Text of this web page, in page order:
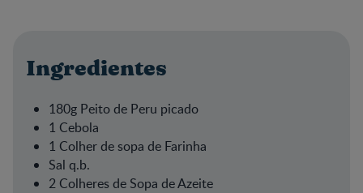
Ingredientes
180g Peito de Peru picado
1 Cebola
1 Colher de sopa de Farinha
Sal q.b.
2 Colheres de Sopa de Azeite